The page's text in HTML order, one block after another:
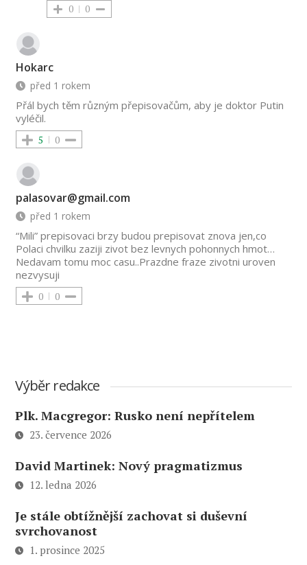
0 0
Hokarc
před 1 rokem
Přál bych těm různým přepisovačům, aby je doktor Putin
vyléčil.
5 0
palasovar@gmail.com
před 1 rokem
“Mili” prepisovaci brzy budou prepisovat znova jen,co
Polaci chvilku zaziji zivot bez levnych pohonnych hmot…
Nedavam tomu moc casu..Prazdne fraze zivotni uroven
nezvysuji
0 0
Výběr redakce
Plk. Macgregor: Rusko není nepřítelem
23. července 2026
David Martinek: Nový pragmatizmus
12. ledna 2026
Je stále obtížnější zachovat si duševní
svrchovanost
1. prosince 2025